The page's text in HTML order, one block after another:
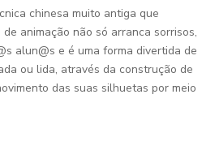
chinesa muito antiga que
animação não só arranca sorrisos,
alun@s e é uma forma divertida de
ou lida, através da construção de
das suas silhuetas por meio